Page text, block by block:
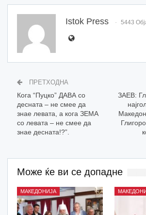
Istok Press 5443
ПРЕТХОДНА
Кога “Пуцко” ДАВА со
десната – не смее да
знае левата, а кога ЗЕМА
со левата – не смее да
знае десната!?”.
ЗАЕВ:
Може ќе ви се допадне
МАКЕДОНИЈА